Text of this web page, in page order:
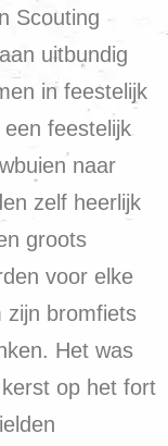
Scouting
uitbundig
in feestelijk
feestelijk
naar
zelf heerlijk
groots
voor elke
zijn bromfiets
Het was
op het fort